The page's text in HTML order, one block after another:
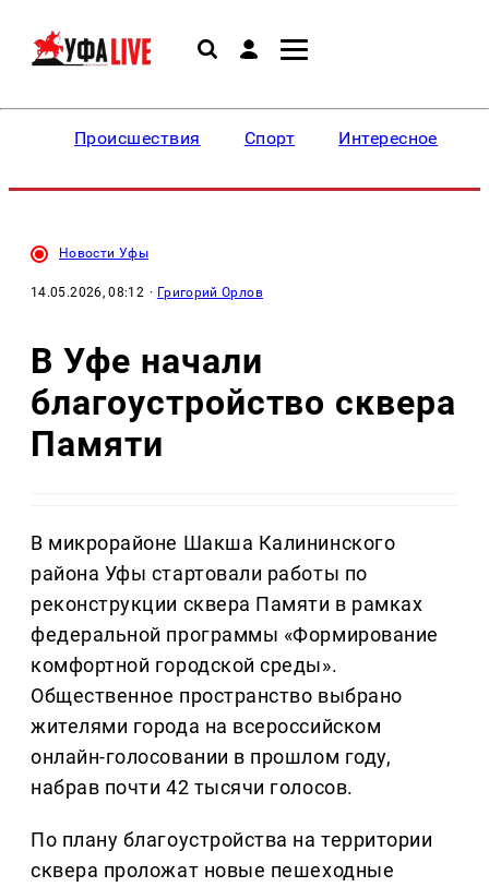
Происшествия Спорт Интересное
Новости Уфы
14.05.2026, 08:12 · Григорий Орлов
В Уфе начали
благоустройство сквера
Памяти
В микрорайоне Шакша Калининского
района Уфы стартовали работы по
реконструкции сквера Памяти в рамках
федеральной программы «Формирование
комфортной городской среды».
Общественное пространство выбрано
жителями города на всероссийском
онлайн-голосовании в прошлом году,
набрав почти 42 тысячи голосов.
По плану благоустройства на территории
сквера проложат новые пешеходные